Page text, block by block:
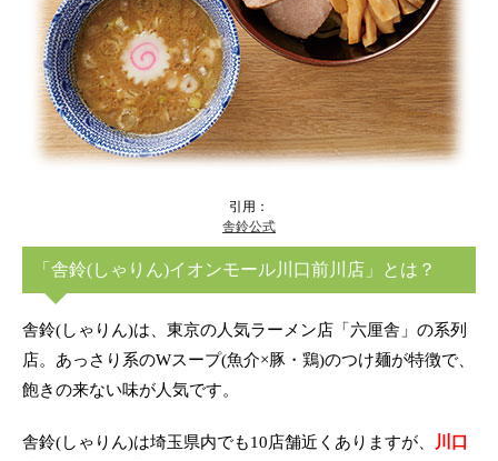
引用：
舎鈴公式
「舎鈴(しゃりん)イオンモール川口前川店」とは？
舎鈴(しゃりん)は、東京の人気ラーメン店「六厘舎」の系列
店。あっさり系のWスープ(魚介×豚・鶏)のつけ麺が特徴で、
飽きの来ない味が人気です。
舎鈴(しゃりん)は埼玉県内でも10店舗近くありますが、
川口